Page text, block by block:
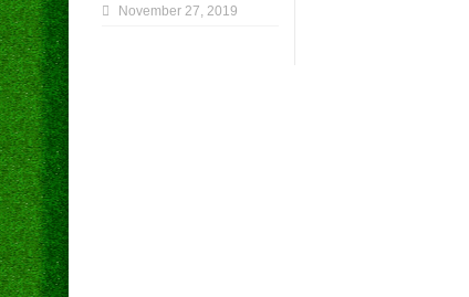
November 27, 2019